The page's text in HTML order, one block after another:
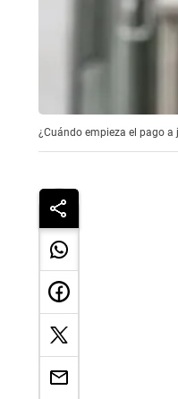
¿Cuándo empieza el pago